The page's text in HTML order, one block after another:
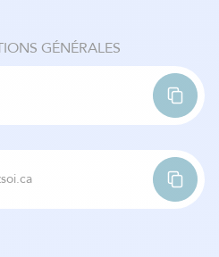
GÉNÉRALES